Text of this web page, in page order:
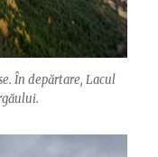
În depărtare, Lacul